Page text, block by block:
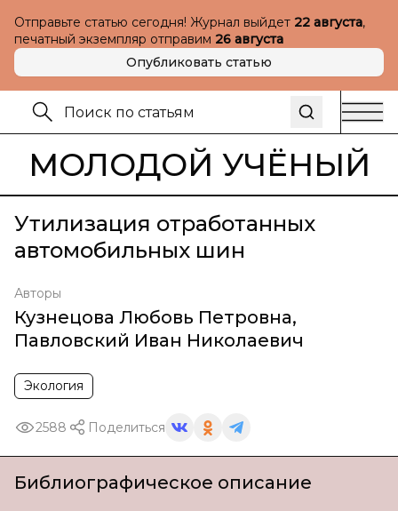
Отправьте статью сегодня! Журнал выйдет 22 августа,
печатный экземпляр отправим 26 августа
Опубликовать статью
МОЛОДОЙ УЧЁНЫЙ
Утилизация отработанных
автомобильных шин
Авторы
Кузнецова Любовь Петровна,
Павловский Иван Николаевич
Экология
2588 Поделиться
Библиографическое описание